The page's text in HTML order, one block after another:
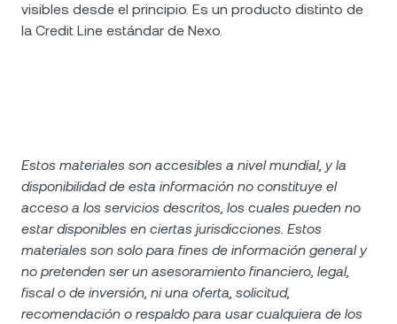
visibles desde el principio. Es un producto distinto de
la Credit Line estándar de Nexo.
Estos materiales son accesibles a nivel mundial, y la
disponibilidad de esta información no constituye el
acceso a los servicios descritos, los cuales pueden no
estar disponibles en ciertas jurisdicciones. Estos
materiales son solo para fines de información general y
no pretenden ser un asesoramiento financiero, legal,
fiscal o de inversión, ni una oferta, solicitud,
recomendación o respaldo para usar cualquiera de los